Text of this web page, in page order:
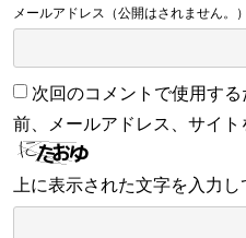
メールアドレス（公開はされません。）
次回のコメントで使用す
前、メールアドレス、サイト
上に表示された文字を入力し